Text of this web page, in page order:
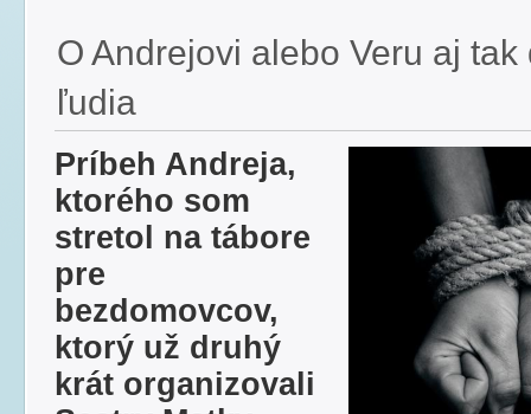
O Andrejovi alebo Veru aj tak
ľudia
Príbeh Andreja,
ktorého som
stretol na tábore
pre
bezdomovcov,
ktorý už druhý
krát organizovali